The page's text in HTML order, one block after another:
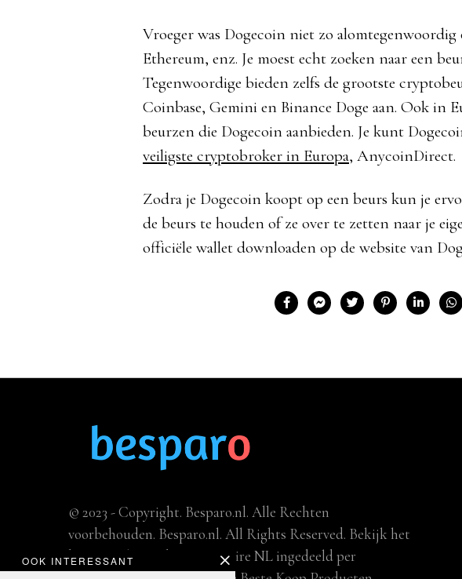
Vroeger was Dogecoin niet zo
Ethereum, enz. Je moest echt zoeken naar een
Tegenwoordige bieden zelfs de grootste
Coinbase, Gemini en Binance Doge aan. Ook in
beurzen die Dogecoin aanbieden. Je kunt
veiligste cryptobroker in Europa, AnycoinDirect.
Zodra je Dogecoin koopt op een beurs kun je
de beurs te houden of ze over te zetten naar je
officiële wallet downloaden op de website van
OOK INTERESSANT
© 2023 - Copyright. Besparo.nl. Alle Rechten
voorbehouden. Besparo.nl. All Rights Reserved. Bekijk het
beste van het web op
Revuwire NL ingedeeld per